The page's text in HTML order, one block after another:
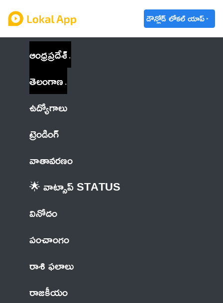
డౌన్లోడ్ లోకల్ యాప్
ఆంధ్రప్రదేశ్
తెలంగాణ
ఉద్యోగాలు
ట్రెండింగ్
వాతావరణం
🌟 వాట్సాప్ STATUS
వినోదం
పంచాంగం
రాశి ఫలాలు
రాజకీయం